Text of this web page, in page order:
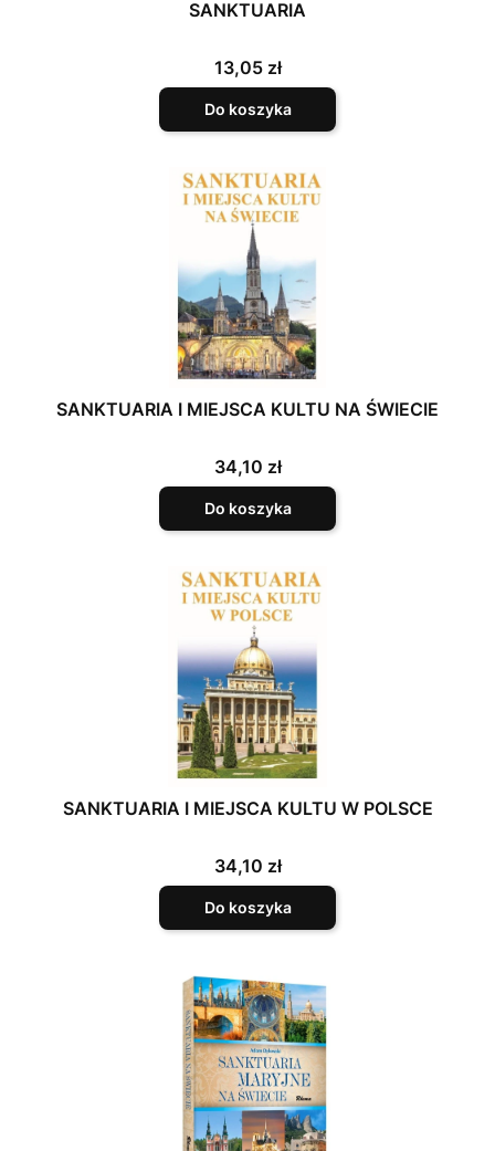
SANKTUARIA
Cena
13,05 zł
Do koszyka
SANKTUARIA I MIEJSCA KULTU NA ŚWIECIE
Cena
34,10 zł
Do koszyka
SANKTUARIA I MIEJSCA KULTU W POLSCE
Cena
34,10 zł
Do koszyka